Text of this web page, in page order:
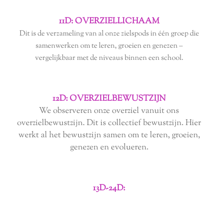
11D: OVERZIELLICHAAM
Dit is de verzameling van al onze zielspods in één groep die
samenwerken om te leren, groeien en genezen –
vergelijkbaar met de niveaus binnen een school.
12D: OVERZIELBEWUSTZIJN
We observeren onze overziel vanuit ons
overzielbewustzijn. Dit is collectief bewustzijn. Hier
werkt al het bewustzijn samen om te leren, groeien,
genezen en evolueren.
13D-24D: